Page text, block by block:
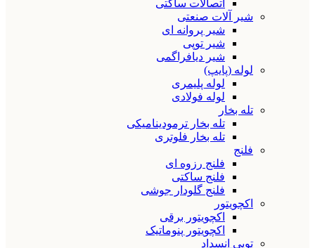
اتصالات ساکتی
شیر آلات صنعتی
شیر پروانه ای
شیر توپی
شیر دیافراگمی
لوله (پایپ)
لوله پلیمری
لوله فولادی
تله بخار
تله بخار ترمودینامیکی
تله بخار فلوتری
فلنج
فلنج رزوه ای
فلنج ساکتی
فلنج گلودار جوشی
اکچویتور
اکچویتور برقی
اکچویتور پنوماتیک
توپی انسداد